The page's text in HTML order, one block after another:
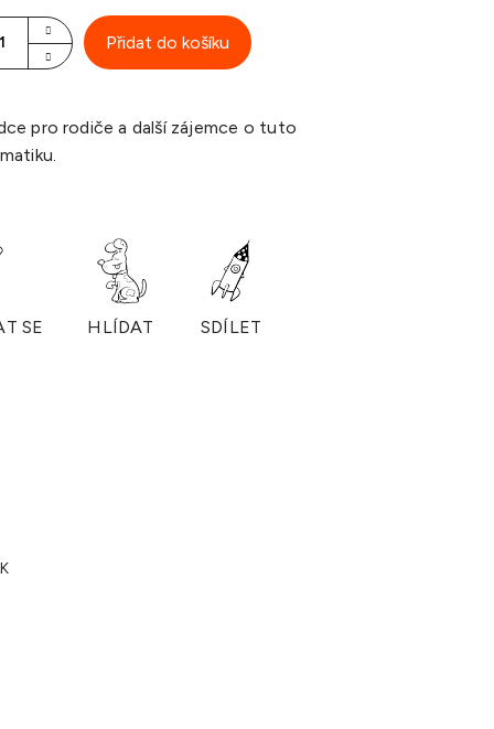
Přidat do košíku
pro rodiče a další zájemce o tuto
SE HLÍDAT SDÍLET